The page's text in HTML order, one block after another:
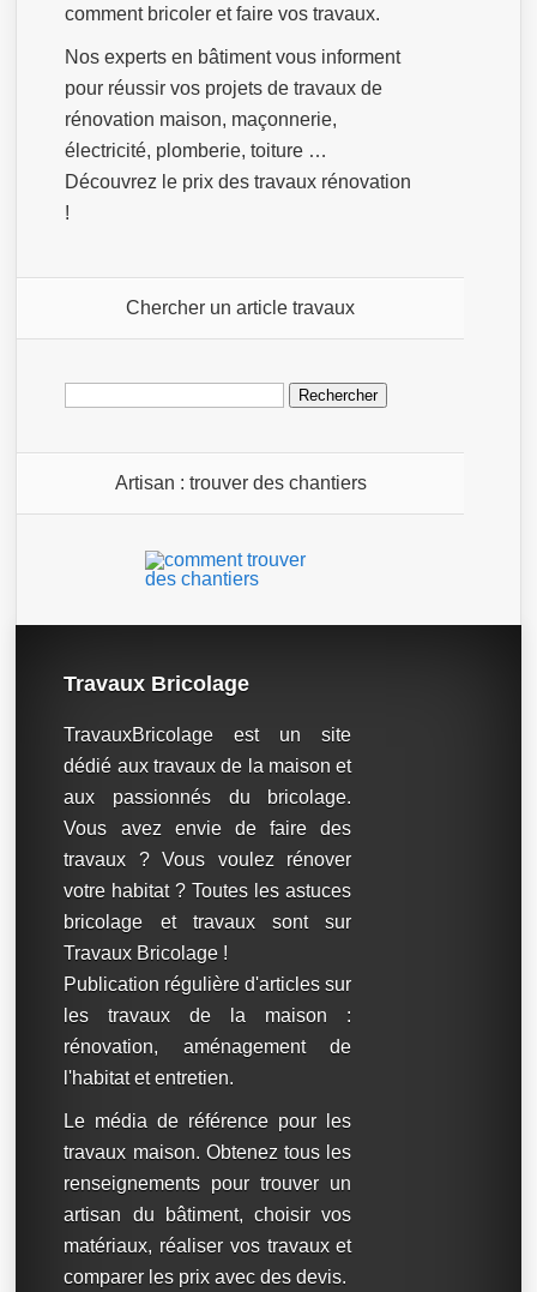
comment bricoler et faire vos travaux.
Nos experts en bâtiment vous informent
pour réussir vos projets de travaux de
rénovation maison, maçonnerie,
électricité, plomberie, toiture …
Découvrez le prix des travaux rénovation
!
Chercher un article travaux
Rechercher :
Artisan : trouver des chantiers
Travaux Bricolage
TravauxBricolage est un site
dédié aux travaux de la maison et
aux passionnés du bricolage.
Vous avez envie de faire des
travaux ? Vous voulez rénover
votre habitat ? Toutes les astuces
bricolage et travaux sont sur
Travaux Bricolage !
Publication régulière d'articles sur
les travaux de la maison :
rénovation, aménagement de
l'habitat et entretien.
Le média de référence pour les
travaux maison. Obtenez tous les
renseignements pour trouver un
artisan du bâtiment, choisir vos
matériaux, réaliser vos travaux et
comparer les prix avec des devis.